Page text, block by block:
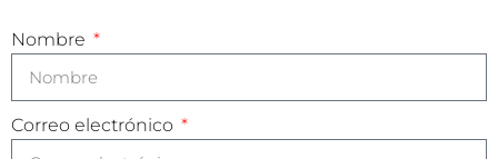
Nombre
Correo electrónico